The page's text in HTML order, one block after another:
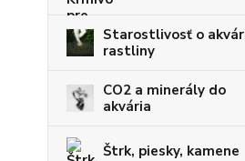
Starostlivosť o
rastliny
CO2 a minerály do
akvária
Štrk, piesky, kamene